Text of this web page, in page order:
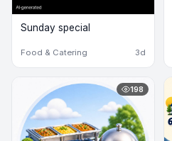
Sunday special
Food & Catering 3d
198